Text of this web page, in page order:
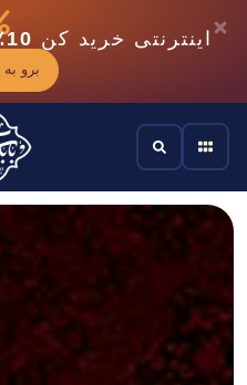
اینترنتی خرید کن 10٪
برو